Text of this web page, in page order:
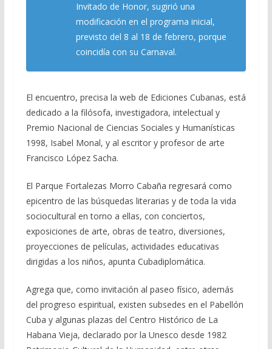
Invitado de Honor, sugirió una
modificación en el programa inicial,
previsto del 8 al 18 de febrero, porque
coincidía con su Carnaval.
El encuentro, precisa la web de Ediciones Cubanas, está
dedicado a la filósofa, investigadora, intelectual y
Premio Nacional de Ciencias Sociales y Humanísticas
1998, Isabel Monal, y al escritor y profesor de arte
Francisco López Sacha.
El Parque Fortalezas Morro Cabaña regresará como
epicentro de las búsquedas literarias y de toda la vida
sociocultural en torno a ellas, con conciertos,
exposiciones de arte, obras de teatro, diversiones,
proyecciones de películas, actividades educativas
dirigidas a los niños, apunta Cubadiplomática.
Agrega que, como invitación al paseo físico, además
del progreso espiritual, existen subsedes en el Pabellón
Cuba y algunas plazas del Centro Histórico de La
Habana Vieja, declarado por la Unesco desde 1982